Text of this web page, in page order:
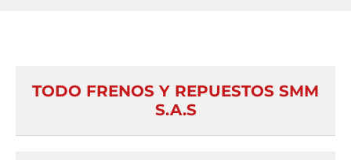
TODO FRENOS Y REPUESTOS SMM
S.A.S